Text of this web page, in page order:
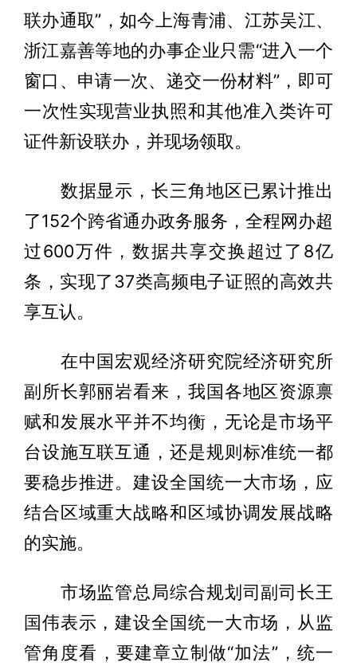
联办通取”，如今上海青浦、江苏吴江、
浙江嘉善等地的办事企业只需“进入一个
窗口、申请一次、递交一份材料”，即可
一次性实现营业执照和其他准入类许可
证件新设联办，并现场领取。
数据显示，长三角地区已累计推出
了152个跨省通办政务服务，全程网办超
过600万件，数据共享交换超过了8亿
条，实现了37类高频电子证照的高效共
享互认。
在中国宏观经济研究院经济研究所
副所长郭丽岩看来，我国各地区资源禀
赋和发展水平并不均衡，无论是市场平
台设施互联互通，还是规则标准统一都
要稳步推进。建设全国统一大市场，应
结合区域重大战略和区域协调发展战略
的实施。
市场监管总局综合规划司副司长王
国伟表示，建设全国统一大市场，从监
管角度看，要建章立制做“加法”，统一